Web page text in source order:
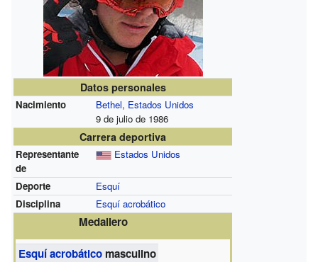
Datos personales
Nacimiento Bethel, Estados Unidos
9 de julio de 1986
Carrera deportiva
Representante
de
Estados Unidos
Deporte
Esquí
Disciplina
Esquí acrobático
Medallero
Esquí acrobáticomasculino